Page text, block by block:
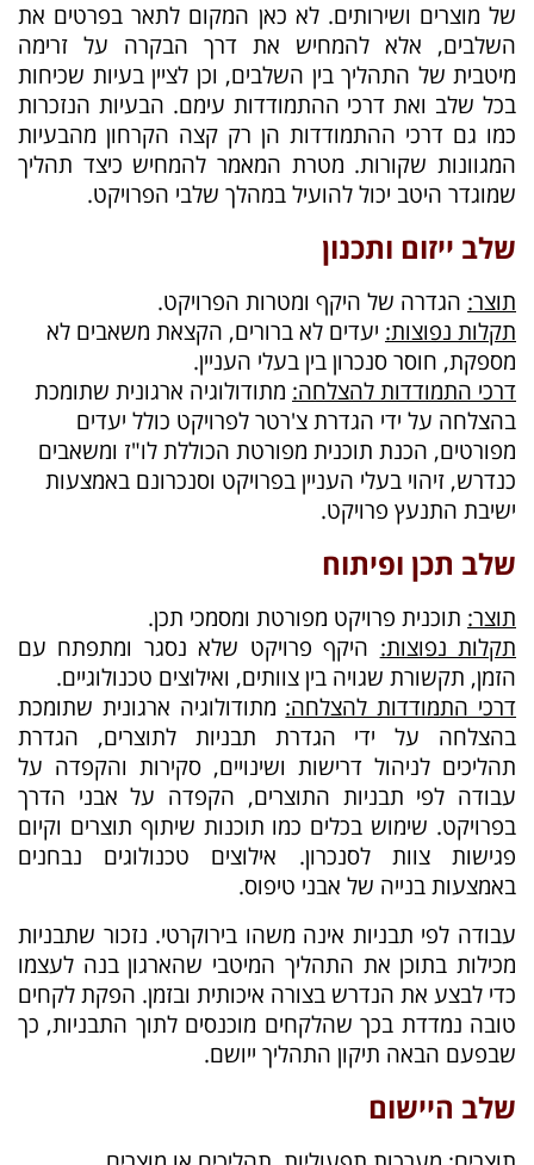
של מוצרים ושירותים. לא כאן המקום לתאר בפרטים את
השלבים, אלא להמחיש את דרך הבקרה על זרימה
מיטבית של התהליך בין השלבים, וכן לציין בעיות שכיחות
בכל שלב ואת דרכי ההתמודדות עימם. הבעיות הנזכרות
כמו גם דרכי ההתמודדות הן רק קצה הקרחון מהבעיות
המגוונות שקורות. מטרת המאמר להמחיש כיצד תהליך
שמוגדר היטב יכול להועיל במהלך שלבי הפרויקט.
שלב ייזום ותכנון
תוצר: הגדרה של היקף ומטרות הפרויקט.
תקלות נפוצות: יעדים לא ברורים, הקצאת משאבים לא
מספקת, חוסר סנכרון בין בעלי העניין.
דרכי התמודדות להצלחה: מתודולוגיה ארגונית שתומכת
בהצלחה על ידי הגדרת צ'רטר לפרויקט כולל יעדים
מפורטים, הכנת תוכנית מפורטת הכוללת לו"ז ומשאבים
כנדרש, זיהוי בעלי העניין בפרויקט וסנכרונם באמצעות
ישיבת התנעץ פרויקט.
שלב תכן ופיתוח
תוצר: תוכנית פרויקט מפורטת ומסמכי תכן.
תקלות נפוצות: היקף פרויקט שלא נסגר ומתפתח עם
הזמן, תקשורת שגויה בין צוותים, ואילוצים טכנולוגיים.
דרכי התמודדות להצלחה: מתודולוגיה ארגונית שתומכת
בהצלחה על ידי הגדרת תבניות לתוצרים, הגדרת
תהליכים לניהול דרישות ושינויים, סקירות והקפדה על
עבודה לפי תבניות התוצרים, הקפדה על אבני הדרך
בפרויקט. שימוש בכלים כמו תוכנות שיתוף תוצרים וקיום
פגישות צוות לסנכרון. אילוצים טכנולוגים נבחנים
באמצעות בנייה של אבני טיפוס.
עבודה לפי תבניות אינה משהו בירוקרטי. נזכור שתבניות
מכילות בתוכן את התהליך המיטבי שהארגון בנה לעצמו
כדי לבצע את הנדרש בצורה איכותית ובזמן. הפקת לקחים
טובה נמדדת בכך שהלקחים מוכנסים לתוך התבניות, כך
שבפעם הבאה תיקון התהליך ייושם.
שלב היישום